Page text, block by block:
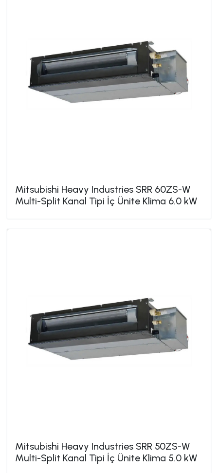
Mitsubishi Heavy Industries SRR 60ZS-W
Multi-Split Kanal Tipi İç Ünite Klima 6.0 kW
Mitsubishi Heavy Industries SRR 50ZS-W
Multi-Split Kanal Tipi İç Ünite Klima 5.0 kW